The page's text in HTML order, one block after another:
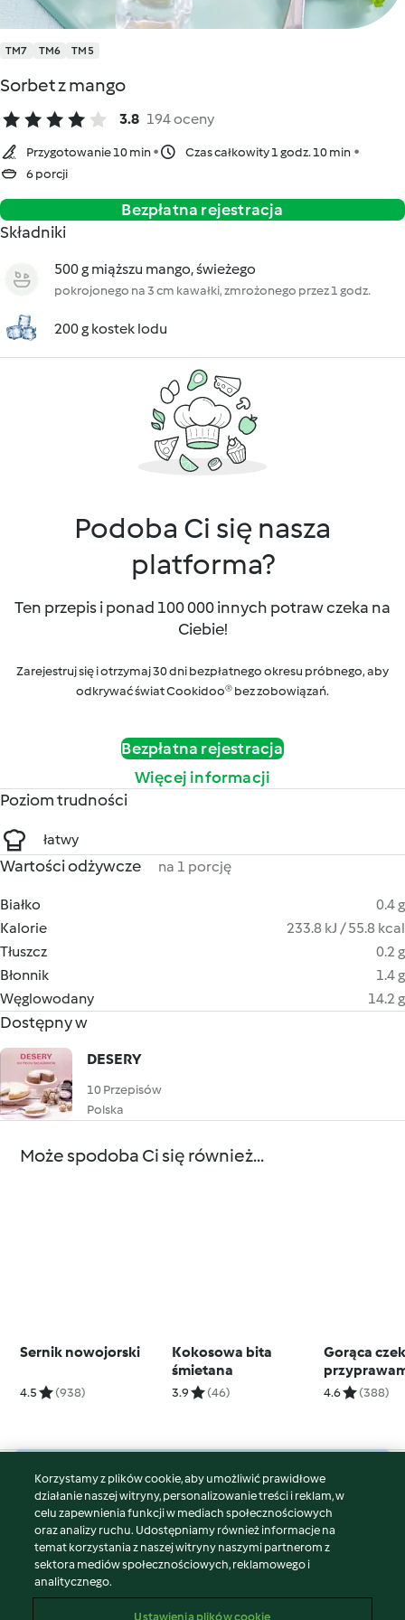
TM7 TM6 TM5
Sorbet z mango
3.8 194 oceny
Przygotowanie 10 min
Czas całkowity 1 godz. 10 min
6 porcji
Bezpłatna rejestracja
Składniki
500 g miąższu mango, świeżego
pokrojonego na 3 cm kawałki, zmrożonego przez 1 godz.
200 g kostek lodu
Podoba Ci się nasza
platforma?
Ten przepis i ponad 100 000 innych potraw czeka na
Ciebie!
Zarejestruj się i otrzymaj 30 dni bezpłatnego okresu próbnego, aby
odkrywać świat Cookidoo® bez zobowiązań.
Bezpłatna rejestracja
Więcej informacji
Poziom trudności
łatwy
Wartości odżywcze na 1 porcję
Białko
0.4 g
Kalorie
233.8 kJ / 55.8 kcal
Tłuszcz
0.2 g
Błonnik
1.4 g
Węglowodany
14.2 g
Dostępny w
DESERY
10 Przepisów
Polska
Może spodoba Ci się również...
Sernik nowojorski
4.5 (938)
Kokosowa bita
śmietana
3.9 (46)
Gorąca
korzennymi
4.6 (388)
© Copyright 2026
Warunki korzystania
Polityka prywatności
Disclaimer
Znak wydawcy
Korzystamy z plików cookie, aby umożliwić prawidłowe
działanie naszej witryny, personalizowanie treści i reklam, w
celu zapewnienia funkcji w mediach społecznościowych
oraz analizy ruchu. Udostępniamy również informacje na
temat korzystania z naszej witryny naszymi partnerom z
sektora mediów społecznościowych, reklamowego i
analitycznego.
Ustawienia plików cookie